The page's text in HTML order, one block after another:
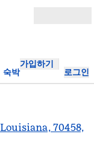
숙박
가입하기
로그인
70458,